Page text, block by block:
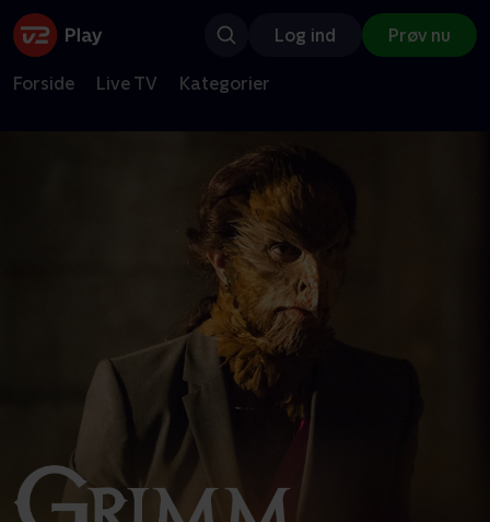
Log ind Prøv nu
Forside Live TV Kategorier